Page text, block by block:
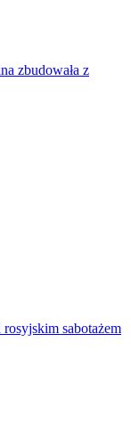
zbudowała z
sabotażem